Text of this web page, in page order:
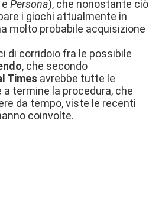
e Persona), che nonostante ciò
i giochi attualmente in
molto probabile acquisizione
di corridoio fra le possibile
, che secondo
Times avrebbe tutte le
termine la procedura, che
da tempo, viste le recenti
coinvolte.